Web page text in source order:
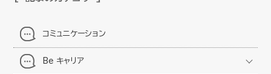
コミュニケーション
Be キャリア